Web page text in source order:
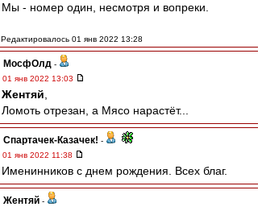
Мы - номер один, несмотря и вопреки.
Редактировалось 01 янв 2022 13:28
МосфОлд -
01 янв 2022 13:03
Жентяй
Ломоть отрезан, а Мясо нарастёт...
Спартачек-Казачек! -
01 янв 2022 11:38
Именинников с днем рождения. Всех благ.
Жентяй -